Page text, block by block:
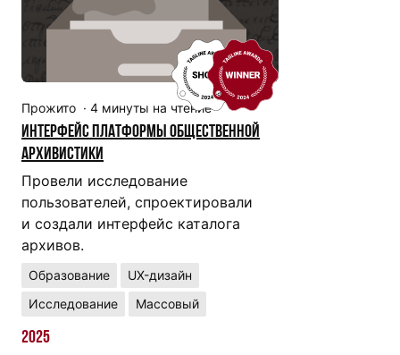
Прожито · 4 минуты на чтение
Интерфейс платформы общественной
архивистики
Провели исследование
пользователей, спроектировали
и создали интерфейс каталога
архивов.
Образование
UX-дизайн
Исследование
Массовый
2025